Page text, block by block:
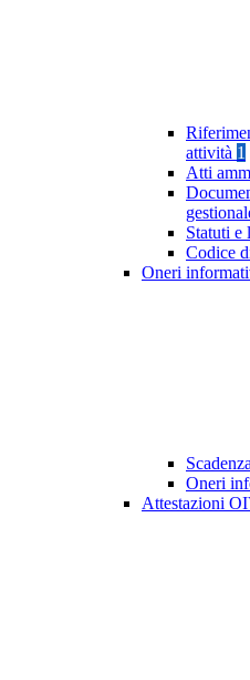
attività 1
Atti
Statuti e
Codice
Oneri
Oneri
Attestazioni